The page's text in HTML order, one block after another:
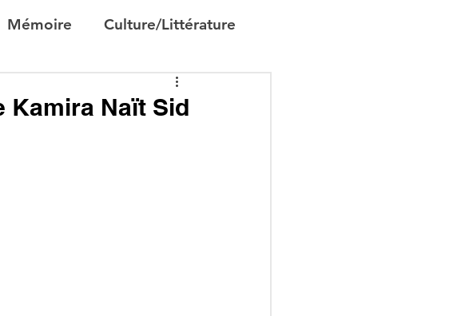
Mémoire Culture/Littérature
Kamira Naït Sid